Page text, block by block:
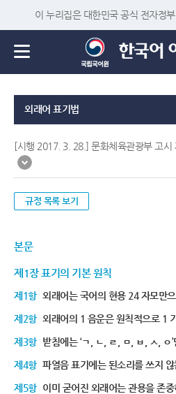
이 누리집은 대한민국 공식 전자정
외래어 표기법
[시행 2017. 3. 28.] 문화체육관광부 고
규정 목록 보기
본문
제1장 표기의 기본 원칙
제1항 외래어는 국어의 현용 24 자모만
제2항 외래어의 1 음운은 원칙적으로 1
제3항 받침에는 ‘ㄱ, ㄴ, ㄹ, ㅁ, ㅂ, ㅅ, ㅇ’
제4항 파열음 표기에는 된소리를 쓰지
제5항 이미 굳어진 외래어는 관용을 존